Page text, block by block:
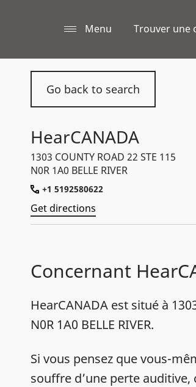
Menu Trouver une
Go back to search
HearCANADA
1303 COUNTY ROAD 22 STE 115
N0R 1A0 BELLE RIVER
+1 5192580622
Get directions
Concernant
HearCANADA est situé à
N0R 1A0 BELLE RIVER.
Si vous pensez que vous-
souffre d’une perte